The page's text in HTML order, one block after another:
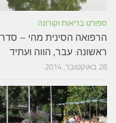
ספורט בריאות וקורונה
הרפואה הסינית מהי –
ראשונה: עבר, הווה ועתיד
28 באוקטובר, 2014